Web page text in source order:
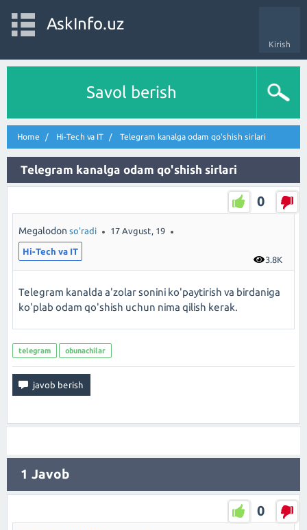
Kirish
AskInfo.uz
Savol berish
Home Hi-Tech va IT Telegram kanalga odam qo'shish sirlari
Telegram kanalga odam qo'shish sirlari
0
3.8K
Megalodon so'radi 17 Avgust, 19
Hi-Tech va IT
Telegram kanalda a'zolar sonini ko'paytirish va birdaniga
ko'plab odam qo'shish uchun nima qilish kerak.
telegram obunachilar
1 Javob
0